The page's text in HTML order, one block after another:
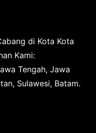
di Kota Kota
Kami:
Tengah, Jawa
Sulawesi, Batam.